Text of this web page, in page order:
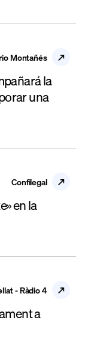
Montañés
la
una
Confilegal
en la
- Ràdio 4
a